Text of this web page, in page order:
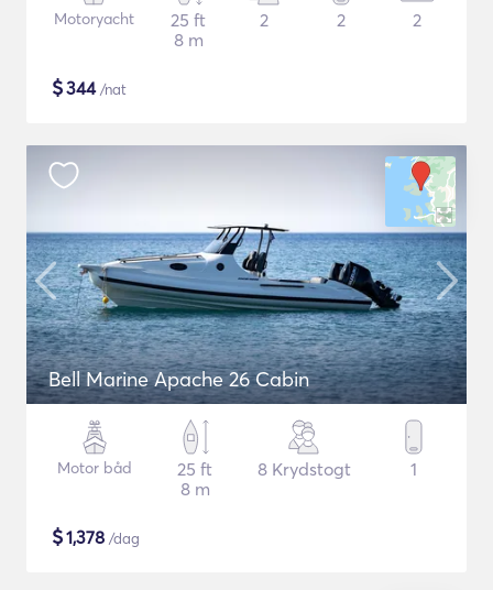
Motoryacht
25 ft
8 m
2 2 2
$344/nat
Bell Marine Apache 26 Cabin
Motor båd
25 ft
8 m
8 Krydstogt 1
$1,378 /dag